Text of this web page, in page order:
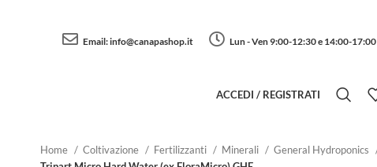
Email:info@canapashop.it Lun - Ven 9:00-12:30 e 14:00-17:00
ACCEDI / REGISTRATI
Home Coltivazione Fertilizzanti Minerali
General Hydroponics